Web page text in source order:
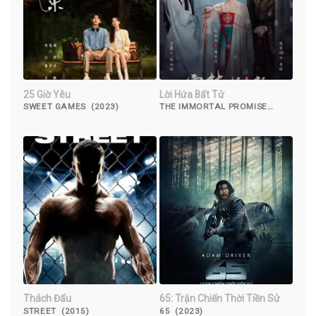
25 Giờ Yêu
SWEET GAMES (2023)
Lời Hứa Bất Tử
THE IMMORTAL PROMISE
Thách Đấu
STREET (2015)
65: Trận Chiến Thời Tiền Sử
65 (2023)